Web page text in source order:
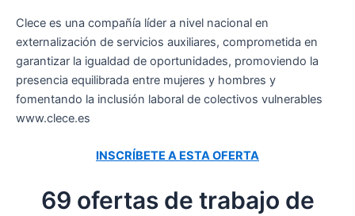
Clece es una compañía líder a nivel nacional en
externalización de servicios auxiliares, comprometida en
garantizar la igualdad de oportunidades, promoviendo la
presencia equilibrada entre mujeres y hombres y
fomentando la inclusión laboral de colectivos vulnerables
www.clece.es
INSCRÍBETE A ESTA OFERTA
69 ofertas de trabajo de